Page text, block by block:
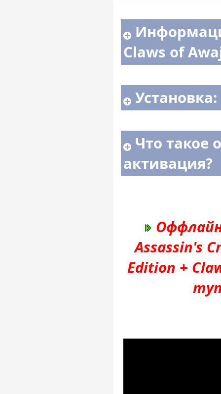
Claws of
Установка:
Что такое
активация?
Assassin's
Edition +